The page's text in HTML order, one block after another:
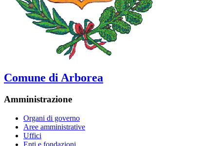
Comune di Arborea
Amministrazione
Organi di governo
Aree amministrative
Uffici
Enti e fondazioni